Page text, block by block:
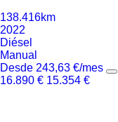
138.416km
2022
Diésel
Manual
Desde 243,63 €/mes
16.890 € 15.354 €